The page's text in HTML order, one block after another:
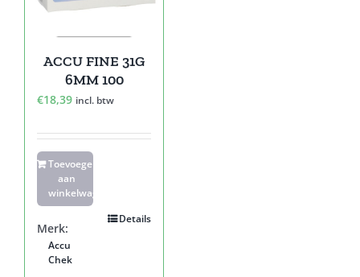
ACCU FINE 31G
6MM 100
€18,39 incl. btw
Toevoegen
aan
winkelwagen
Details
Merk:
Accu
Chek